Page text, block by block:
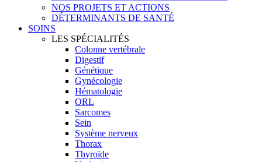
NOS PROJETS ET ACTIONS
DÉTERMINANTS DE SANTÉ
SOINS
LES SPÉCIALITÉS
Colonne vertébrale
Digestif
Génétique
Gynécologie
Hématologie
ORL
Sarcomes
Sein
Système nerveux
Thorax
Thyroïde